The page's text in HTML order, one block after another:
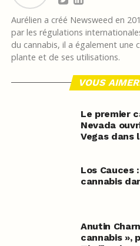
Aurélien a créé Newsweed en
par les régulations
du cannabis, il a également une
plante et de ses utilisations.
VOUS
Le premier
Nevada
Vegas dans
Los Cauces
cannabis
Anutin
cannabis »,